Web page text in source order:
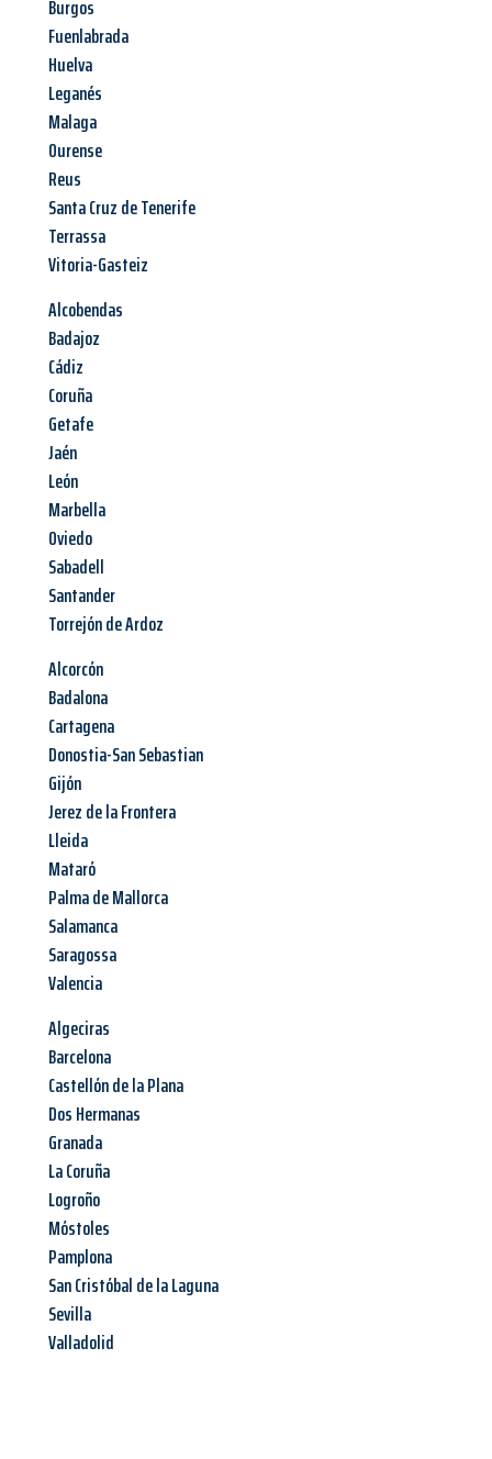
Burgos
Fuenlabrada
Huelva
Leganés
Malaga
Ourense
Reus
Santa Cruz de Tenerife
Terrassa
Vitoria-Gasteiz
Alcobendas
Badajoz
Cádiz
Coruña
Getafe
Jaén
León
Marbella
Oviedo
Sabadell
Santander
Torrejón de Ardoz
Alcorcón
Badalona
Cartagena
Donostia-San Sebastian
Gijón
Jerez de la Frontera
Lleida
Mataró
Palma de Mallorca
Salamanca
Saragossa
Valencia
Algeciras
Barcelona
Castellón de la Plana
Dos Hermanas
Granada
La Coruña
Logroño
Móstoles
Pamplona
San Cristóbal de la Laguna
Sevilla
Valladolid